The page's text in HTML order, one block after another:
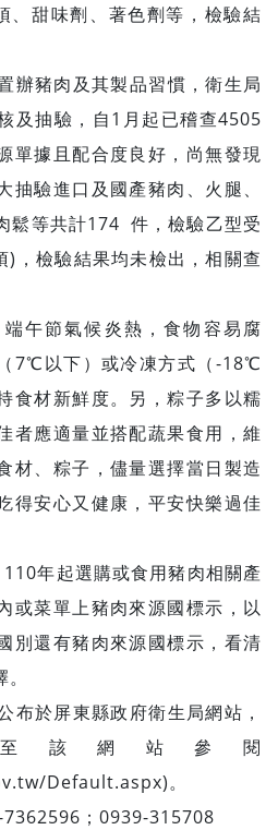
、甜味劑、著色劑等，檢驗結
豬肉及其製品習慣，衛生局
及抽驗，自1月起已稽查4505
單據且配合度良好，尚無發現
抽驗進口及國產豬肉、火腿、
鬆等共計174 件，檢驗乙型受
，檢驗結果均未檢出，相關查
節氣候炎熱，食物容易腐
7℃以下）或冷凍方式（-18℃
食材新鮮度。另，粽子多以糯
者應適量並搭配蔬果食用，維
材、粽子，儘量選擇當日製造
得安心又健康，平安快樂過佳
年起選購或食用豬肉相關產
或菜單上豬肉來源國標示，以
別還有豬肉來源國標示，看清
於屏東縣政府衛生局網站，
該網站參閱
Default.aspx)。
；0939-315708